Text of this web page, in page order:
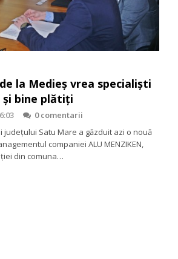
la Medieș vrea specialiști
bine plătiți
0 comentarii
judeţului Satu Mare a găzduit azi o nouă
companiei ALU MENZIKEN,
din comuna…